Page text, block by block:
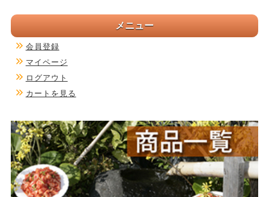
メニュー
会員登録
マイページ
ログアウト
カートを見る